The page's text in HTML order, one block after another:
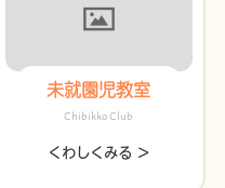
未就園児教室
Chibikko Club
くわしくみる ＞